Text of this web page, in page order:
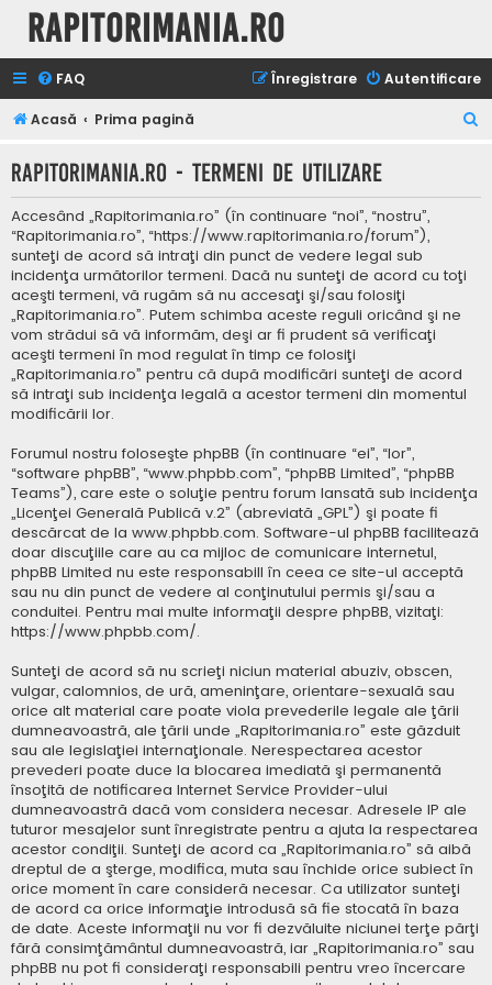
Rapitorimania.ro
FAQ Autentificare
Înregistrare
Acasă Prima pagină
t
Rapitorimania.ro - Termeni de utilizare
Accesând „Rapitorimania.ro” (în continuare “noi”, “nostru”,
“Rapitorimania.ro”, “https://www.rapitorimania.ro/forum”),
sunteţi de acord să intraţi din punct de vedere legal sub
incidenţa următorilor termeni. Dacă nu sunteţi de acord cu toţi
aceşti termeni, vă rugăm să nu accesaţi şi/sau folosiţi
„Rapitorimania.ro”. Putem schimba aceste reguli oricând şi ne
vom strădui să vă informăm, deşi ar fi prudent să verificaţi
aceşti termeni în mod regulat în timp ce folosiţi
„Rapitorimania.ro” pentru că după modificări sunteţi de acord
să intraţi sub incidenţa legală a acestor termeni din momentul
modificării lor.
Forumul nostru foloseşte phpBB (în continuare “ei”, “lor”,
“software phpBB”, “www.phpbb.com”, “phpBB Limited”, “phpBB
Teams”), care este o soluţie pentru forum lansată sub incidenţa
„Licenţei Generală Publică v.2” (abreviată „GPL”) şi poate fi
descărcat de la www.phpbb.com. Software-ul phpBB facilitează
doar discuţiile care au ca mijloc de comunicare internetul,
phpBB Limited nu este responsabill în ceea ce site-ul acceptă
sau nu din punct de vedere al conţinutului permis şi/sau a
conduitei. Pentru mai multe informaţii despre phpBB, vizitaţi:
https://www.phpbb.com/.
Sunteţi de acord să nu scrieţi niciun material abuziv, obscen,
vulgar, calomnios, de ură, ameninţare, orientare-sexuală sau
orice alt material care poate viola prevederile legale ale ţării
dumneavoastră, ale ţării unde „Rapitorimania.ro” este găzduit
sau ale legislaţiei internaţionale. Nerespectarea acestor
prevederi poate duce la blocarea imediată şi permanentă
însoţită de notificarea Internet Service Provider-ului
dumneavoastră dacă vom considera necesar. Adresele IP ale
tuturor mesajelor sunt înregistrate pentru a ajuta la respectarea
acestor condiţii. Sunteţi de acord ca „Rapitorimania.ro” să aibă
dreptul de a şterge, modifica, muta sau închide orice subiect în
orice moment în care consideră necesar. Ca utilizator sunteţi
de acord ca orice informaţie introdusă să fie stocată în baza
de date. Aceste informaţii nu vor fi dezvăluite niciunei terţe părţi
fără consimţământul dumneavoastră, iar „Rapitorimania.ro” sau
phpBB nu pot fi consideraţi responsabili pentru vreo încercare